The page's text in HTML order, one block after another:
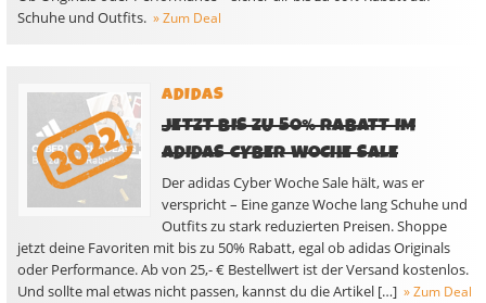
Schuhe und Outfits. » Zum Deal
ADIDAS
JETZT BIS ZU 50% RABATT IM
ADIDAS CYBER WOCHE SALE
Der adidas Cyber Woche Sale hält, was er
verspricht – Eine ganze Woche lang Schuhe und
Outfits zu stark reduzierten Preisen. Shoppe
jetzt deine Favoriten mit bis zu 50% Rabatt, egal ob adidas Originals
oder Performance. Ab von 25,- € Bestellwert ist der Versand kostenlos.
Und sollte mal etwas nicht passen, kannst du die Artikel […] » Zum Deal